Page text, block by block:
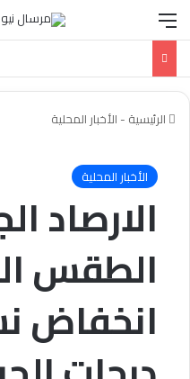
القائمة
الرئيسية - الأخبار المحلية
الأخبار المحلية
الارصاد
الطقس
انخفاض